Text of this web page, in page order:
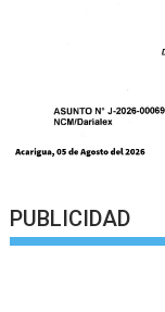
PUBLICIDAD